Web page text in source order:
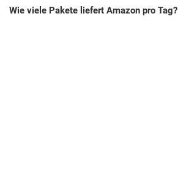
Wie viele Pakete liefert Amazon pro Tag?